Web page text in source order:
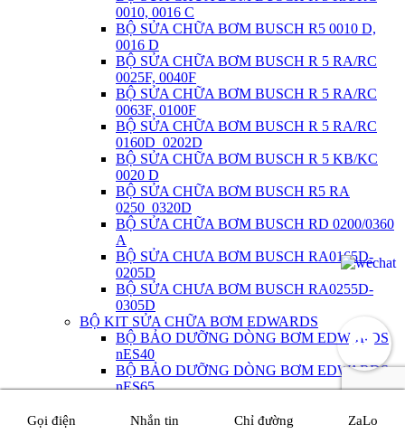
0010, 0016 C
BỘ SỬA CHỮA BƠM BUSCH R5 0010 D,
0016 D
BỘ SỬA CHỮA BƠM BUSCH R 5 RA/RC
0025F, 0040F
BỘ SỬA CHỮA BƠM BUSCH R 5 RA/RC
0063F, 0100F
BỘ SỬA CHỮA BƠM BUSCH R 5 RA/RC
0160D_0202D
BỘ SỬA CHỮA BƠM BUSCH R 5 KB/KC
0020 D
BỘ SỬA CHỮA BƠM BUSCH R5 RA
0250_0320D
BỘ SỬA CHỮA BƠM BUSCH RD 0200/0360
A
BỘ SỬA CHƯA BƠM BUSCH RA0165D-
0205D
BỘ SỬA CHƯA BƠM BUSCH RA0255D-
0305D
BỘ KIT SỬA CHỮA BƠM EDWARDS
BỘ BẢO DƯỠNG DÒNG BƠM EDWARDS
nES40
BỘ BẢO DƯỠNG DÒNG BƠM EDWARDS
nES65
nES100
Gọi điện Nhắn tin Chỉ đường ZaLo